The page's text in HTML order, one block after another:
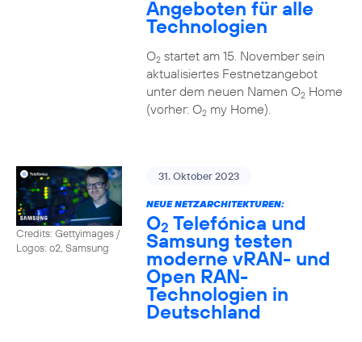
Angeboten für alle
Technologien
O2startet am 15. November sein
aktualisiertes Festnetzangebot
unter dem neuen Namen O2Home
(vorher: O2my Home).
Credits: Gettyimages /
Logos: o2, Samsung
31. Oktober 2023
NEUE NETZARCHITEKTUREN:
O2 Telefónica und
Samsung testen
moderne vRAN- und
Open RAN-
Technologien in
Deutschland